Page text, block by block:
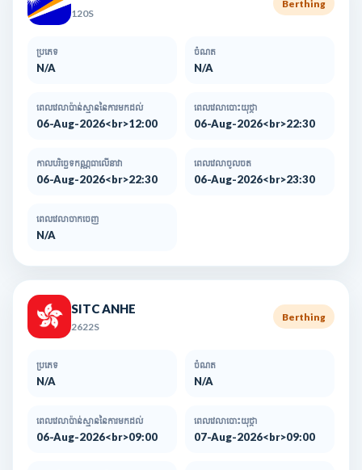
120S
Berthing
ប្រភេទ
N/A
ចំណត
N/A
ពេលវេលាប៉ាន់ស្មាននៃការមកដល់​
06-Aug-2026<br>12:00
ពេលវេលាបោះយុថ្កា
06-Aug-2026<br>22:30
កាលបរិច្ឆេទកណ្ណធាលើនាវា
06-Aug-2026<br>22:30
ពេលវេលាចូលចត
06-Aug-2026<br>23:30
ពេលវេលាចាកចេញ
N/A
SITC ANHE
2622S
Berthing
ប្រភេទ
N/A
ចំណត
N/A
ពេលវេលាប៉ាន់ស្មាននៃការមកដល់​
06-Aug-2026<br>09:00
ពេលវេលាបោះយុថ្កា
07-Aug-2026<br>09:00